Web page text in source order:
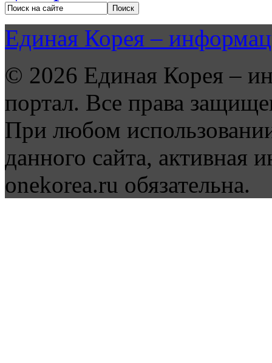
Единая Корея –
© 2026 Единая Корея –
портал. Все права
При любом
данного сайта, активная
onekorea.ru обязательна.